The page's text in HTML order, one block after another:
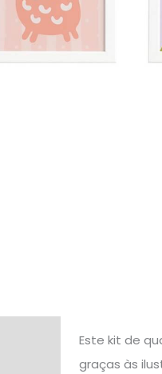
Este kit de
graças às